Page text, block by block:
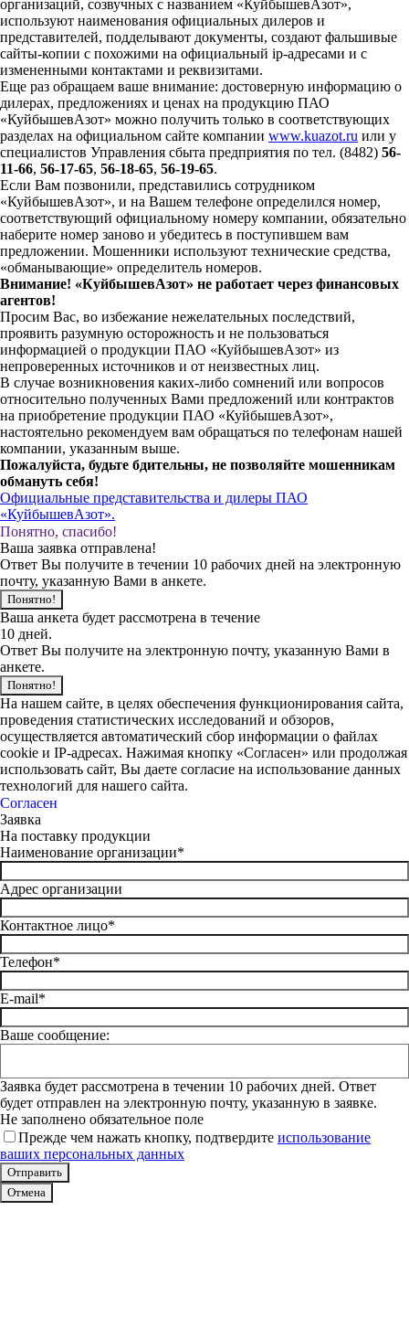
организаций, созвучных с названием «КуйбышевАзот»,
используют наименования официальных дилеров и
представителей, подделывают документы, создают фальшивые
сайты-копии с похожими на официальный ip-адресами и с
измененными контактами и реквизитами.
Еще раз обращаем ваше внимание: достоверную информацию о
дилерах, предложениях и ценах на продукцию ПАО
«КуйбышевАзот» можно получить только в соответствующих
разделах на официальном сайте компании www.kuazot.ru или у
специалистов Управления сбыта предприятия по тел. (8482) 56-
11-66, 56-17-65, 56-18-65, 56-19-65.
Если Вам позвонили, представились сотрудником
«КуйбышевАзот», и на Вашем телефоне определился номер,
соответствующий официальному номеру компании, обязательно
наберите номер заново и убедитесь в поступившем вам
предложении. Мошенники используют технические средства,
«обманывающие» определитель номеров.
Внимание! «КуйбышевАзот» не работает через финансовых
агентов!
Просим Вас, во избежание нежелательных последствий,
проявить разумную осторожность и не пользоваться
информацией о продукции ПАО «КуйбышевАзот» из
непроверенных источников и от неизвестных лиц.
В случае возникновения каких-либо сомнений или вопросов
относительно полученных Вами предложений или контрактов
на приобретение продукции ПАО «КуйбышевАзот»,
настоятельно рекомендуем вам обращаться по телефонам нашей
компании, указанным выше.
Пожалуйста, будьте бдительны, не позволяйте мошенникам
обмануть себя!
Официальные представительства и дилеры ПАО
«КуйбышевАзот».
Понятно, спасибо!
Ваша заявка отправлена!
Ответ Вы получите в течении 10 рабочих дней на электронную
почту, указанную Вами в анкете.
Понятно!
Ваша анкета будет рассмотрена в течение
10 дней.
Ответ Вы получите на электронную почту, указанную Вами в
анкете.
Понятно!
На нашем сайте, в целях обеспечения функционирования сайта,
проведения статистических исследований и обзоров,
осуществляется автоматический сбор информации о файлах
cookie и IP-адресах. Нажимая кнопку «Согласен» или продолжая
использовать сайт, Вы даете согласие на использование данных
технологий для нашего сайта.
Согласен
Заявка
На поставку продукции
Наименование организации*
Адрес организации
Контактное лицо*
Телефон*
E-mail*
Ваше сообщение:
Заявка будет рассмотрена в течении 10 рабочих дней. Ответ
будет отправлен на электронную почту, указанную в заявке.
Не заполнено обязательное поле
Прежде чем нажать кнопку, подтвердите использование
ваших персональных данных
Отмена